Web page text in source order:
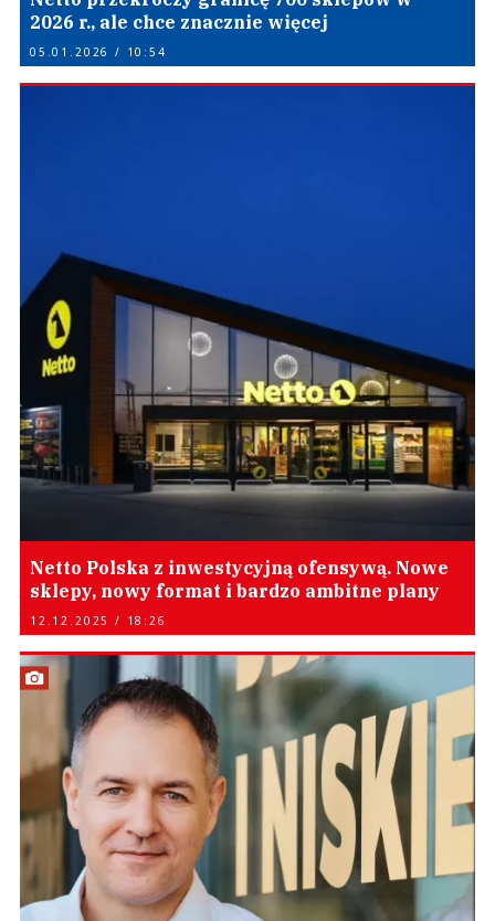
2026 r., ale chce znacznie więcej
05.01.2026 / 10:54
Netto Polska z inwestycyjną ofensywą. Nowe
sklepy, nowy format i bardzo ambitne plany
12.12.2025 / 18:26